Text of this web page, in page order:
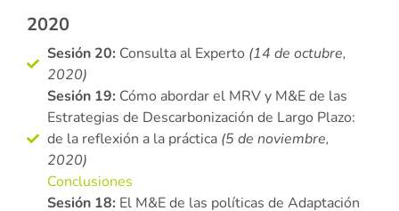
2020
Sesión 20: Consulta al Experto (14 de octubre,
2020)
Sesión 19: Cómo abordar el MRV y M&E de las
Estrategias de Descarbonización de Largo Plazo:
de la reflexión a la práctica(5 de noviembre,
2020)
Conclusiones
Sesión 18: El M&E de las políticas de Adaptación